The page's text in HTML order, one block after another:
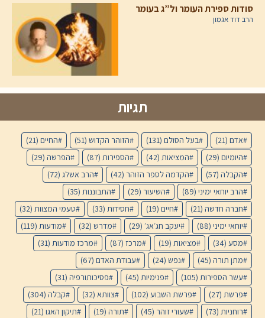
סודות ספירת העומר ול”ג בעומר
הרב דוד אגמון
תגיות
אדם (21) בעל הסולם (131) הזוהר הקדוש (51) החיים (21)
היומיום (29) המציאות (42) הספירות (87) הפרשה (29)
הקבלה (57) הקדמה לספר הזוהר (42) הרב אשלג (72)
הרב יוחאי ימיני (89) השיעור (29) התבוננות (35)
חברה חדשה (21) חיים (19) חסידות (33) טעמי המצוות (32)
יוחאי ימיני (88) יעקב חג׳אג׳ (29) מדרש (32) מודעות (119)
מסע (34) מציאות (19) מרכז (87) מרכז מודעות (31)
מתן תורה (45) נפש (24) עבודת האדם (67)
עשר הספירות (105) פנימיות (45) פסיכותורפיה (31)
פרשת (27) פרשת השבוע (102) צוותא (32) קבלה (304)
רוחניות (73) שעורי זוהר (45) תורה (19) תיקון האגו (21)